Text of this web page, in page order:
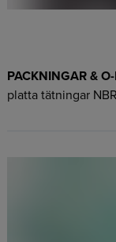
PACKNINGAR &
platta tätningar